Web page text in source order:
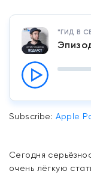
"ГИД В
Subscribe: Apple
Сегодня
очень лёгкую